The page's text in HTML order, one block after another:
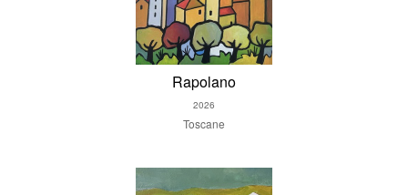
Rapolano
2026
Toscane